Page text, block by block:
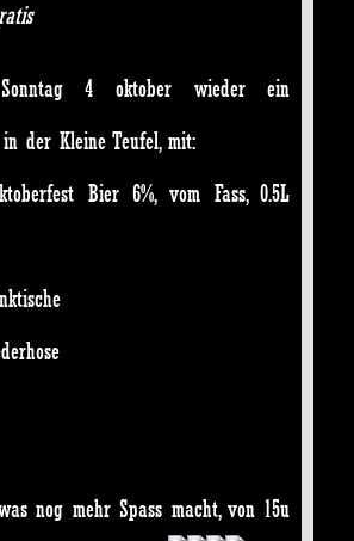
4 oktober wieder ein
in der Kleine Teufel, mit:
Bier 6%, vom Fass, 0.5L
nog mehr Spass macht, von 15u